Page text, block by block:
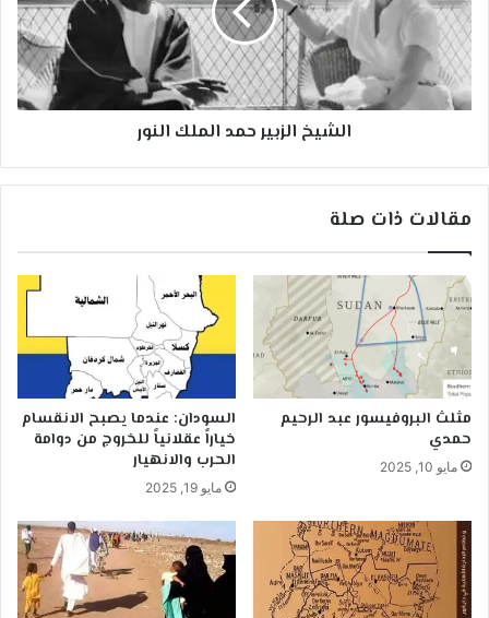
النور
الشيخ الزبير حمد الملك النور
مقالات ذات صلة
مثلث البروفيسور عبد الرحيم
حمدي
مايو 10, 2025
السودان: عندما يصبح الانقسام
خياراً عقلانياً للخروج من دوامة
الحرب والانهيار
مايو 19, 2025